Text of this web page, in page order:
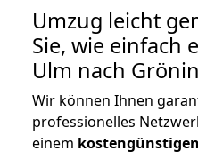
Umzug leicht
Sie, wie einfach
Ulm nach
Wir können Ihnen
professionelles
einem kostengünstigen